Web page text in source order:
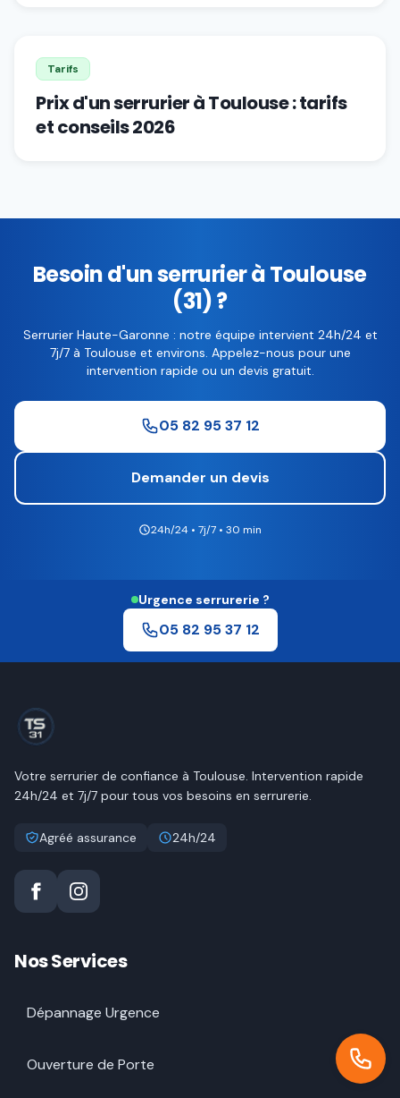
Tarifs
Prix d'un serrurier à Toulouse : tarifs
et conseils 2026
Besoin d'un serrurier à Toulouse
(31) ?
Serrurier Haute-Garonne : notre équipe intervient 24h/24 et
7j/7 à Toulouse et environs. Appelez-nous pour une
intervention rapide ou un devis gratuit.
05 82 95 37 12
Demander un devis
24h/24 • 7j/7 • 30 min
Urgence serrurerie ?
05 82 95 37 12
Votre serrurier de confiance à Toulouse. Intervention rapide
24h/24 et 7j/7 pour tous vos besoins en serrurerie.
Agréé assurance 24h/24
Nos Services
Dépannage Urgence
Ouverture de Porte